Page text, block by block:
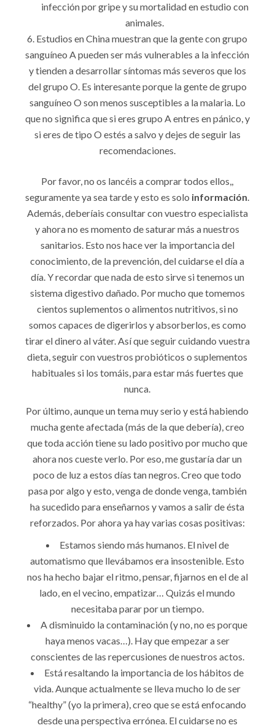
infección por gripe y su mortalidad en estudio con
animales.
Estudios en China muestran que la gente con grupo
sanguíneo A pueden ser más vulnerables a la infección
y tienden a desarrollar síntomas más severos que los
del grupo O. Es interesante porque la gente de grupo
sanguíneo O son menos susceptibles a la malaria. Lo
que no significa que si eres grupo A entres en pánico, y
si eres de tipo O estés a salvo y dejes de seguir las
recomendaciones.
Por favor, no os lancéis a comprar todos ellos,,
seguramente ya sea tarde y esto es solo información.
Además, deberíais consultar con vuestro especialista
y ahora no es momento de saturar más a nuestros
sanitarios. Esto nos hace ver la importancia del
conocimiento, de la prevención, del cuidarse el día a
día. Y recordar que nada de esto sirve si tenemos un
sistema digestivo dañado. Por mucho que tomemos
cientos suplementos o alimentos nutritivos, si no
somos capaces de digerirlos y absorberlos, es como
tirar el dinero al váter. Así que seguir cuidando vuestra
dieta, seguir con vuestros probióticos o suplementos
habituales si los tomáis, para estar más fuertes que
nunca.
Por último, aunque un tema muy serio y está habiendo
mucha gente afectada (más de la que debería), creo
que toda acción tiene su lado positivo por mucho que
ahora nos cueste verlo. Por eso, me gustaría dar un
poco de luz a estos días tan negros. Creo que todo
pasa por algo y esto, venga de donde venga, también
ha sucedido para enseñarnos y vamos a salir de ésta
reforzados. Por ahora ya hay varias cosas positivas:
Estamos siendo más humanos. El nivel de
automatismo que llevábamos era insostenible. Esto
nos ha hecho bajar el ritmo, pensar, fijarnos en el de al
lado, en el vecino, empatizar… Quizás el mundo
necesitaba parar por un tiempo.
A disminuido la contaminación (y no, no es porque
haya menos vacas…). Hay que empezar a ser
conscientes de las repercusiones de nuestros actos.
Está resaltando la importancia de los hábitos de
vida. Aunque actualmente se lleva mucho lo de ser
“healthy” (yo la primera), creo que se está enfocando
desde una perspectiva errónea. El cuidarse no es